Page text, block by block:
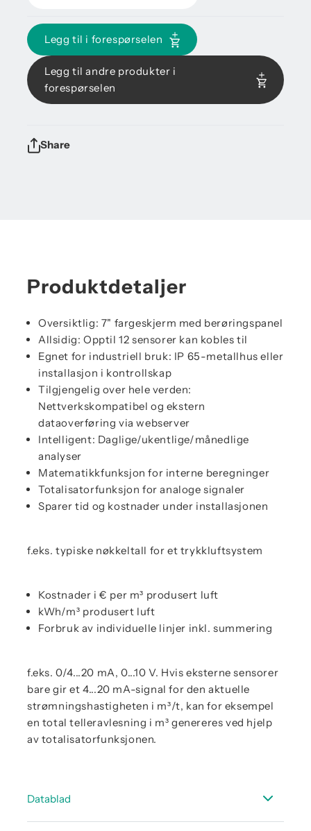
Legg til i forespørselen
Legg til andre produkter i
forespørselen
Share
Produktdetaljer
Oversiktlig: 7" fargeskjerm med berøringspanel
Allsidig: Opptil 12 sensorer kan kobles til
Egnet for industriell bruk: IP 65-metallhus eller
installasjon i kontrollskap
Tilgjengelig over hele verden:
Nettverkskompatibel og ekstern
dataoverføring via webserver
Intelligent: Daglige/ukentlige/månedlige
analyser
Matematikkfunksjon for interne beregninger
Totalisatorfunksjon for analoge signaler
Sparer tid og kostnader under installasjonen
f.eks. typiske nøkkeltall for et trykkluftsystem
Kostnader i € per m³ produsert luft
kWh/m³ produsert luft
Forbruk av individuelle linjer inkl. summering
f.eks. 0/4...20 mA, 0...10 V. Hvis eksterne sensorer
bare gir et 4...20 mA-signal for den aktuelle
strømningshastigheten i m³/t, kan for eksempel
en total telleravlesning i m³ genereres ved hjelp
av totalisatorfunksjonen.
Datablad